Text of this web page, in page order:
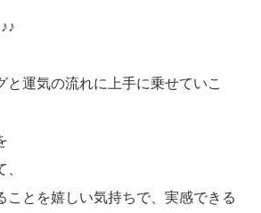
と運気の流れに上手に乗せていこ
ことを嬉しい気持ちで、実感できる